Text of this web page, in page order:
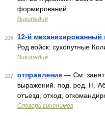
формирований …
Википедия
106 12-й механизированный
Род войск: сухопутные
Википедия
107 отправление — См.
выражений. под. ред. Н.
отъезд, отход;
Словарь синонимов